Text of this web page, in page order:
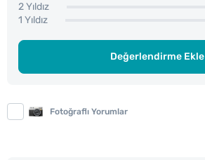
2 Yıldız
1 Yıldız
Değerlendirme Ekle
Fotoğraflı Yorumlar